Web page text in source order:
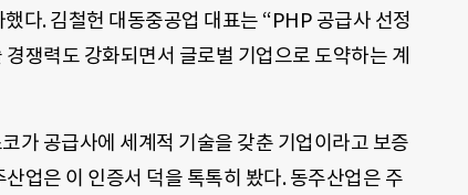
다. 김철헌 대동중공업 대표는 “PHP 공급사 선정
쟁력도 강화되면서 글로벌 기업으로 도약하는 계
가 공급사에 세계적 기술을 갖춘 기업이라고 보증
업은 이 인증서 덕을 톡톡히 봤다. 동주산업은 주